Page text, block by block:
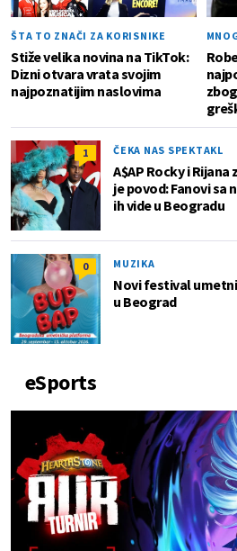
ŠTA TO ZNAČI ZA KORISNIKE
Stiže velika novina na TikTok:
Dizni otvara vrata svojim
najpoznatijim naslovima
1 ČEKA NAS SPEKTAKL
A$AP Rocky i
je povod: Fanovi sa
ih vide u Beogradu
0 MUZIKA
Novi festival
u Beograd
eSports